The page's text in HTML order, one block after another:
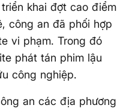
khai đợt cao điểm
công an đã phối hợp
vi phạm. Trong đó
phát tán phim lậu
công nghiệp.
an các địa phương